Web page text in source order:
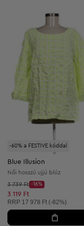
-60% a FESTIVE kóddal
Blue Illusion
Női hosszú ujjú blúz
Kezdő ár:
3 739 Ft
Discount Price:
-16%
Csökkentett ár:
3 119 Ft
Ajánlott ár:
RRP 17 978 Ft (-82%)